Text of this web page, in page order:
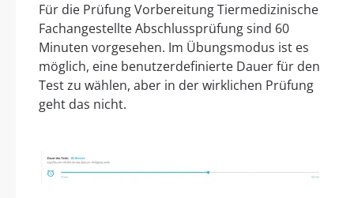
Für die Prüfung Vorbereitung Tiermedizinische
Fachangestellte Abschlussprüfung sind 60
Minuten vorgesehen. Im Übungsmodus ist es
möglich, eine benutzerdefinierte Dauer für den
Test zu wählen, aber in der wirklichen Prüfung
geht das nicht.